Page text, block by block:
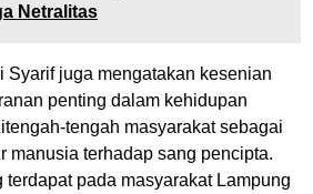
Netralitas
Syarif juga mengatakan kesenian
penting dalam kehidupan
tengah masyarakat sebagai
manusia terhadap sang pencipta.
terdapat pada masyarakat Lampung